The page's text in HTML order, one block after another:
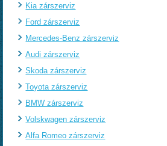
Kia zárszerviz
Ford zárszerviz
Mercedes-Benz zárszerviz
Audi zárszerviz
Skoda zárszerviz
Toyota zárszerviz
BMW zárszerviz
Volskwagen zárszerviz
Alfa Romeo zárszerviz